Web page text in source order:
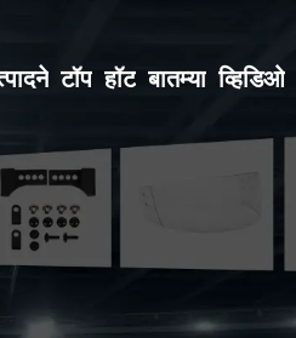
टॉप हॉट बातम्या व्हिडिओ